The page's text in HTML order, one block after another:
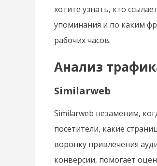
хотите узнать, кто
упоминания и по каким
рабочих часов.
Анализ
Similarweb
Similarweb незаменим,
посетители, какие
воронку привлечения
конверсии, помогает